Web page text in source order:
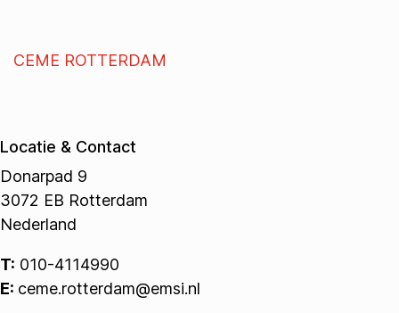
CEME ROTTERDAM
Locatie & Contact
Donarpad 9
3072 EB Rotterdam
Nederland
T: 010-4114990
E: ceme.rotterdam@emsi.nl